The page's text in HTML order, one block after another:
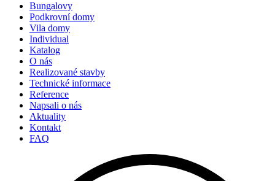
Bungalovy
Podkrovní domy
Vila domy
Individual
Katalog
O nás
Realizované stavby
Technické informace
Reference
Napsali o nás
Aktuality
Kontakt
FAQ